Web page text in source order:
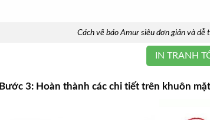
Cách vẽ báo Amur siêu đơn giản và
IN TRANH
Bước 3: Hoàn thành các chi tiết trên khuôn